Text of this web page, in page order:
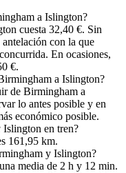
a Islington?
cuesta 32,40 €. Sin
con la que
En ocasiones,
€.
a Islington?
de Birmingham a
lo antes posible y en
económico posible.
Islington en tren?
161,95 km.
y Islington?
media de 2 h y 12 min.